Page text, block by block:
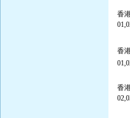
香
香
香